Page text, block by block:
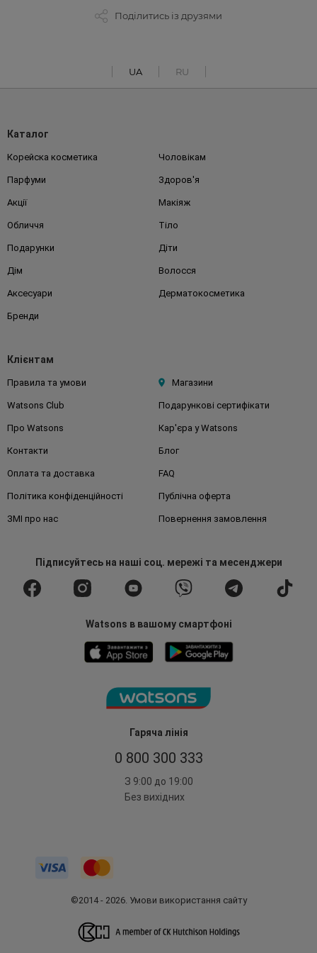
Поділитись із друзями
UA RU
Гаряча лінія
0 800 300 333
З 9:00 до 19:00
Без вихідних
Каталог
Корейска косметика Чоловікам
Парфуми Здоров'я
Акції Макіяж
Обличчя Тіло
Подарунки Діти
Дім Волосся
Аксесуари Дерматокосметика
Бренди
Клієнтам
Правила та умови Магазини
Watsons Club Подарункові сертифікати
Про Watsons Кар'єра у Watsons
Контакти Блог
Оплата та доставка FAQ
Політика конфіденційності Публічна оферта
ЗМІ про нас Повернення замовлення
Підписуйтесьна наші соц. мережі та месенджери
Watsons в вашому смартфоні
©2014 - 2026. Умови використання сайту